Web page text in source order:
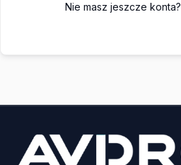
Nie masz jeszcze konta?